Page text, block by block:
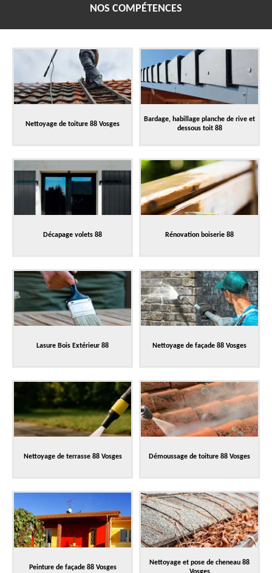
NOS COMPÉTENCES
Nettoyage de toiture 88 Vosges
Bardage, habillage planche de rive et
dessous toit 88
Décapage volets 88 Rénovation boiserie 88
Lasure Bois Extérieur 88 Nettoyage de façade 88 Vosges
Nettoyage de terrasse 88 Vosges Démoussage de toiture 88 Vosges
Peinture de façade 88 Vosges
Nettoyage et pose de cheneau 88